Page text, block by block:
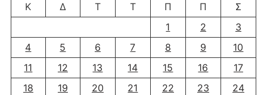
Κ Δ Τ Τ Π Π
Σ
1
2
3
4
5 6 7 8 9
10
11
12 13 14 15 16
17
18
19 20 21 22 23
24